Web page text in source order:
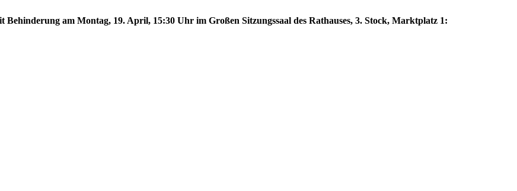
am Montag, 19. April, 15:30 Uhr im Großen Sitzungssaal des Rathauses, 3. Stock, Marktplatz 1: